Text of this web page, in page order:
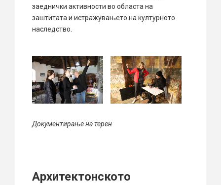
заеднички активности во областа на
заштитата и истражувањето на културното
наследство.
Документирање на терен
Архитектонското